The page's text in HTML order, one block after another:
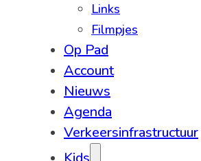
Links
Filmpjes
Op Pad
Account
Nieuws
Agenda
Verkeersinfrastructuur